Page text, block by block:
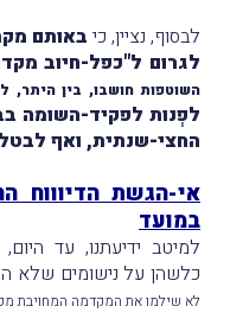
לבסוף, נציין, כי באותם
לגרום ל"כפל-חיוב
השוטפות חושבו, בין היתר,
לפְנות לפקיד-השומה
החצי-שנתית, ואף
אי-הגשת הדיוווח
במועד
למיטב ידיעתנו, עד
כלשהן על נישומים שלא
לא שילמו את המקדמה המחויבת